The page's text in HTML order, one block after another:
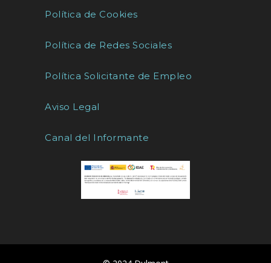
Política de Cookies
Política de Redes Sociales
Política Solicitante de Empleo
Aviso Legal
Canal del Informante